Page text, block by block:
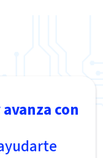
con